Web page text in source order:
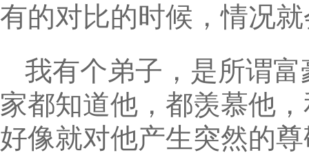
有的对比的时候，情况
我有个弟子，是所谓
家都知道他，都羡慕他
好像就对他产生突然的